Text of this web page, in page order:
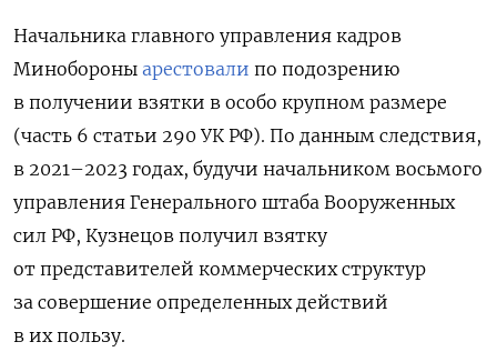
Начальника главного управления кадров
Минобороны арестовали по подозрению
в получении взятки в особо крупном размере
(часть 6 статьи 290 УК РФ). По данным следствия,
в 2021–2023 годах, будучи начальником восьмого
управления Генерального штаба Вооруженных
сил РФ, Кузнецов получил взятку
от представителей коммерческих структур
за совершение определенных действий
в их пользу.